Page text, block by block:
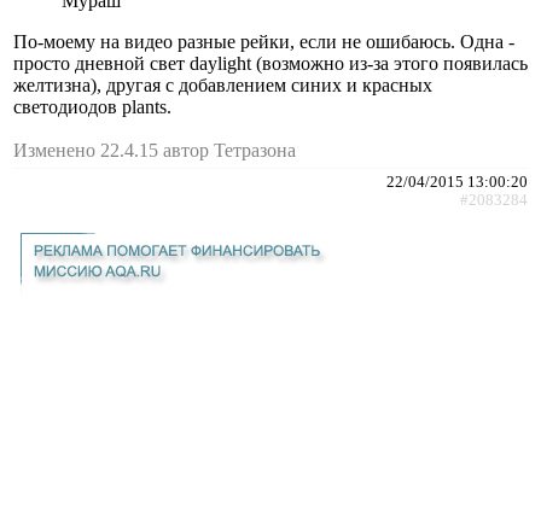
По-моему на видео разные рейки, если не ошибаюсь. Одна -
просто дневной свет daylight (возможно из-за этого появилась
желтизна), другая с добавлением синих и красных
светодиодов plants.
Изменено 22.4.15 автор Тетразона
22/04/2015 13:00:20
#2083284